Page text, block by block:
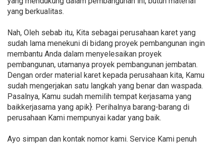
yang berkualitas.
Nah, Oleh sebab itu, Kita sebagai perusahaan karet yang
sudah lama menekuni di bidang proyek pembangunan ingin
membantu Anda dalam menyelesaikan proyek
pembangunan, utamanya proyek pembangunan jembatan.
Dengan order material karet kepada perusahaan kita, Kamu
sudah mengerjakan satu langkah yang benar dan waspada.
Pasalnya, Kamu sudah memilih tempat kerjasama yang
baikkerjasama yang apik}. Perihalnya barang-barang di
perusahaan Kami mempunyai kadar yang baik.
Ayo simpan dan kontak nomor kami. Service Kami penuh